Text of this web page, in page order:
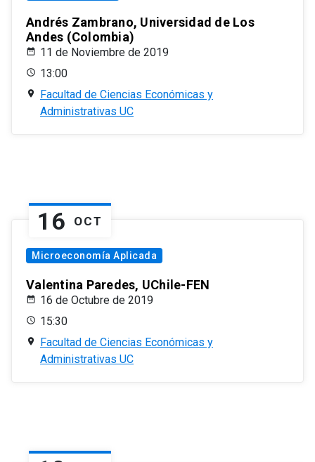
Andrés Zambrano, Universidad de Los
Andes (Colombia)
11 de Noviembre de 2019
13:00
Facultad de Ciencias Económicas y
Administrativas UC
16 OCT
Microeconomía Aplicada
Valentina Paredes, UChile-FEN
16 de Octubre de 2019
15:30
Facultad de Ciencias Económicas y
Administrativas UC